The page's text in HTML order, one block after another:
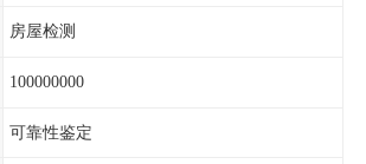
房屋检测
100000000
可靠性鉴定